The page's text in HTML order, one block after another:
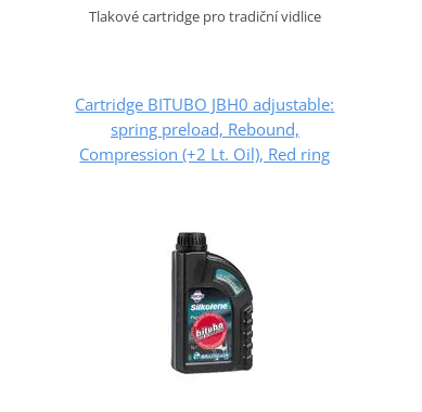
Tlakové cartridge pro tradiční vidlice
Cartridge BITUBO JBH0 adjustable:
spring preload, Rebound,
Compression (+2 Lt. Oil), Red ring